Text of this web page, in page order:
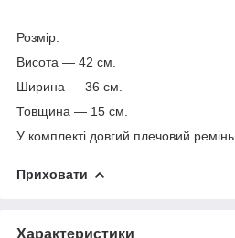
Розмір:
Висота — 42 см.
Ширина — 36 см.
Товщина — 15 см.
У комплекті довгий плечовий ремінь.
Приховати
Характеристики